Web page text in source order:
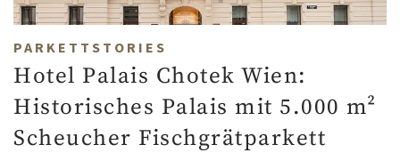
PARKETTSTORIES
Hotel Palais Chotek Wien:
Historisches Palais mit 5.000 m²
Scheucher Fischgrätparkett